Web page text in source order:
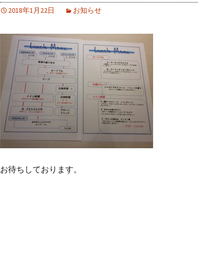
2018年1月22日 お知らせ
お待ちしております。